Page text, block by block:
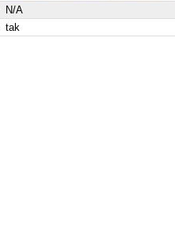
N/A
tak